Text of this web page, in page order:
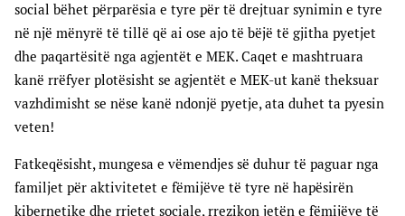
social bëhet përparësia e tyre për të drejtuar synimin e tyre
në një mënyrë të tillë që ai ose ajo të bëjë të gjitha pyetjet
dhe paqartësitë nga agjentët e MEK. Caqet e mashtruara
kanë rrëfyer plotësisht se agjentët e MEK-ut kanë theksuar
vazhdimisht se nëse kanë ndonjë pyetje, ata duhet ta pyesin
veten!
Fatkeqësisht, mungesa e vëmendjes së duhur të paguar nga
familjet për aktivitetet e fëmijëve të tyre në hapësirën
kibernetike dhe rrjetet sociale, rrezikon jetën e fëmijëve të